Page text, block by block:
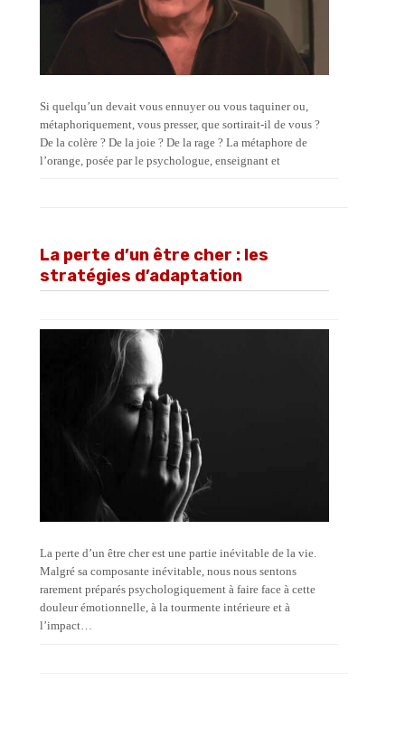
Si quelqu’un devait vous ennuyer ou vous taquiner ou,
métaphoriquement, vous presser, que sortirait-il de vous ?
De la colère ? De la joie ? De la rage ? La métaphore de
l’orange, posée par le psychologue, enseignant et
La perte d’un être cher : les
stratégies d’adaptation
La perte d’un être cher est une partie inévitable de la vie.
Malgré sa composante inévitable, nous nous sentons
rarement préparés psychologiquement à faire face à cette
douleur émotionnelle, à la tourmente intérieure et à
l’impact…